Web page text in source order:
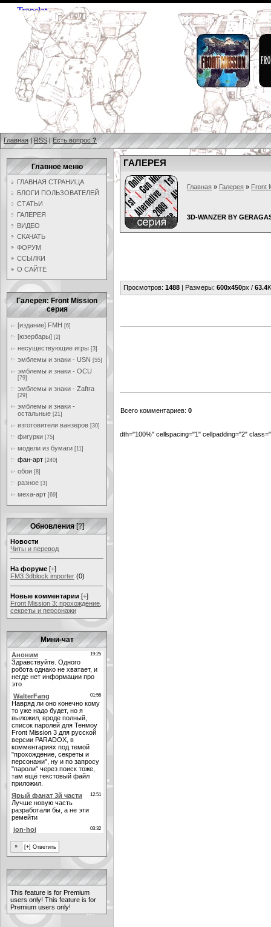
Главная | RSS | Есть вопрос ?
Главное меню
ГЛАВНАЯ СТРАНИЦА
БЛОГИ ПОЛЬЗОВАТЕЛЕЙ
СТАТЬИ
ГАЛЕРЕЯ
ВИДЕО
СКАЧАТЬ
ФОРУМ
ССЫЛКИ
О САЙТЕ
Галерея: Front Mission
серия
[издание] FMH [6]
[юзербары] [2]
несуществующие игры [3]
эмблемы и знаки - USN [55]
эмблемы и знаки - OCU
[79]
эмблемы и знаки - Zaftra
[29]
эмблемы и знаки -
остальные [21]
изготовители ванзеров [30]
фигурки [75]
модели из бумаги [11]
фан-арт [240]
обои [8]
разное [3]
меха-арт [69]
Обновления [?]
Новости
Читы и перевод
На форуме [+]
FM3 3dblock importer (0)
Новые комментарии [+]
Front Mission 3: прохождение,
секреты и персонажи
Мини-чат
This feature is for Premium
users only! This feature is for
Premium users only!
ГАЛЕРЕЯ
Главная » Галерея » Front
3D-WANZER BY
Просмотров: 1488 | Размеры: 600x450px / 63.4
Всего комментариев: 0
dth="100%" cellspacing="1" cellpadding="2"